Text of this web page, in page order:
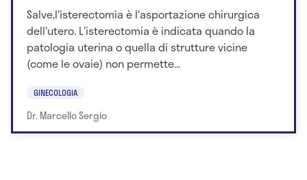
Salve,l'isterectomia è l'asportazione chirurgica
dell'utero. L'isterectomia è indicata quando la
patologia uterina o quella di strutture vicine
(come le ovaie) non permette...
GINECOLOGIA
Dr. Marcello Sergio